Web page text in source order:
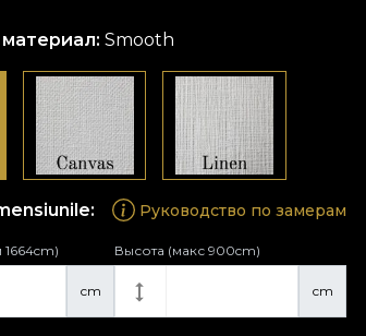
Smooth
Руководство по замерам
cm cm
Высота (макс 900cm)